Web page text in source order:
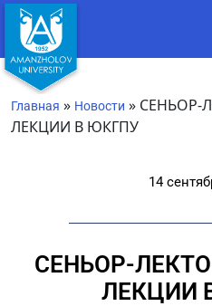
Главная » Новости » СЕНЬОР-
ЛЕКЦИИ В ЮКГПУ
14
СЕНЬОР-
ЛЕКЦИИ